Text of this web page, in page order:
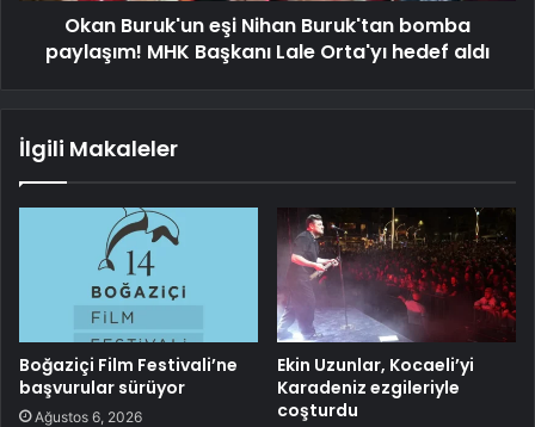
Okan Buruk'un eşi Nihan Buruk'tan bomba
paylaşım! MHK Başkanı Lale Orta'yı hedef aldı
İlgili Makaleler
Boğaziçi Film Festivali’ne
başvurular sürüyor
Ağustos 6, 2026
Ekin Uzunlar, Kocaeli’yi
Karadeniz ezgileriyle
coşturdu